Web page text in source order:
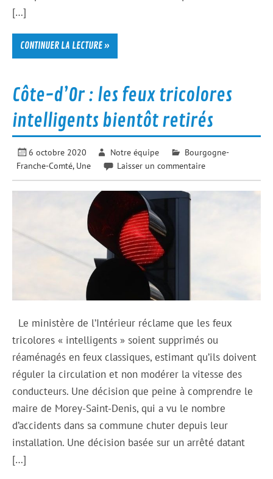
[…]
CONTINUER LA LECTURE »
Côte-d’Or : les feux tricolores
intelligents bientôt retirés
6 octobre 2020 Notre équipe
Bourgogne-
Franche-Comté, Une Laisser un commentaire
Le ministère de l’Intérieur réclame que les feux
tricolores « intelligents » soient supprimés ou
réaménagés en feux classiques, estimant qu’ils doivent
réguler la circulation et non modérer la vitesse des
conducteurs. Une décision que peine à comprendre le
maire de Morey-Saint-Denis, qui a vu le nombre
d’accidents dans sa commune chuter depuis leur
installation. Une décision basée sur un arrêté datant
[…]